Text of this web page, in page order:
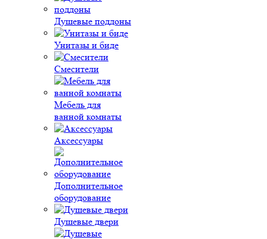
Душевые поддоны
Унитазы и биде
Смесители
Мебель для
ванной комнаты
Аксессуары
Дополнительное
оборудование
Душевые двери